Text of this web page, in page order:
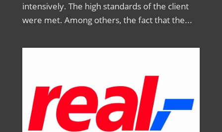
intensively. The high standards of the client
were met. Among others, the fact that the...